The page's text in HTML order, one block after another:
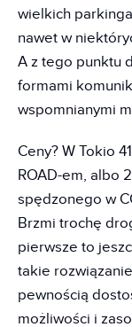
wielkich
nawet w
A z tego punktu
formami
wspomnianymi
Ceny? W Tokio
ROAD-em, albo
spędzonego w
Brzmi trochę
pierwsze to
takie
pewnością
możliwości i